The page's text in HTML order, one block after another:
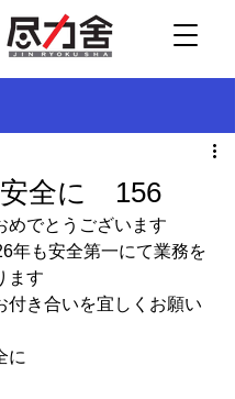
全に 156
めでとうございます
年も安全第一にて業務を
ます
付き合いを宜しくお願い
に